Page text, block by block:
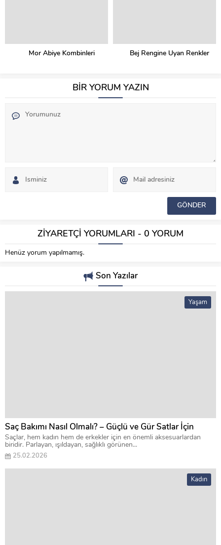
Mor Abiye Kombinleri Bej Rengine Uyan Renkler
BİR YORUM YAZIN
ZİYARETÇİ YORUMLARI - 0 YORUM
Henüz yorum yapılmamış.
Son Yazılar
Yaşam
Saç Bakımı Nasıl Olmalı? – Güçlü ve Gür Satlar İçin
Saçlar, hem kadın hem de erkekler için en önemli aksesuarlardan
biridir. Parlayan, ışıldayan, sağlıklı görünen...
25.02.2026
Kadın